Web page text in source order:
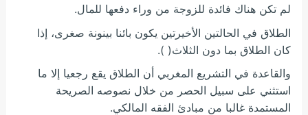
لم تكن هناك فائدة للزوجة من وراء دفعها للمال.
الطلاق في الحالتين الأخيرتين يكون بائنا بينونة صغرى، إذا
كان الطلاق بما دون الثلاث( ).
والقاعدة في التشريع المغربي أن الطلاق يقع رجعيا إلا ما
استثني على سبيل الحصر من خلال نصوصه الصريحة
المستمدة غالبا من مبادئ الفقه المالكي.